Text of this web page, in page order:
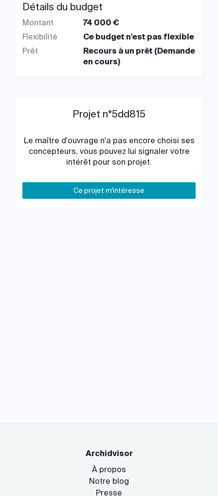
Détails du budget
Montant
74 000 €
Flexibilité
Ce budget n'est pas flexible
Prêt
Recours à un prêt (Demande
en cours)
Projet n°5dd815
Le maître d'ouvrage n'a pas encore choisi ses
concepteurs, vous pouvez lui signaler votre
intérêt pour son projet.
Ce projet m'intéresse
Archidvisor
À propos
Notre blog
Presse